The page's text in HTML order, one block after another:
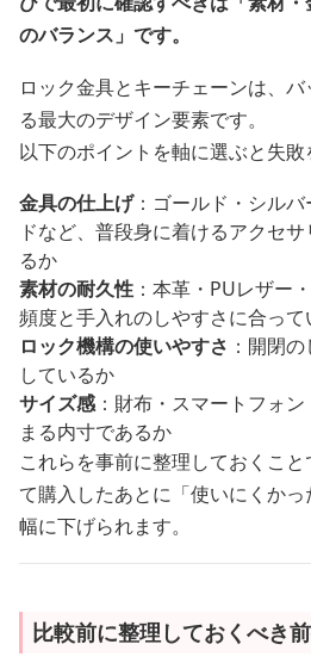
のバランス」です。
ロック金具とキーチェーンは、
る最大のデザイン要素です。
以下のポイントを軸に選ぶと失敗
金具の仕上げ：ゴールド・シル
ドなど、普段身に着けるアクセ
るか
素材の耐久性 ：本革・PUレザー
頻度と手入れのしやすさに合って
ロック機構の使いやすさ ：開閉
しているか
サイズ感：財布・スマートフォ
まる内寸であるか
これらを事前に整理しておくこ
て購入したあとに「使いにくか
幅に下げられます。
比較前に整理しておくべき